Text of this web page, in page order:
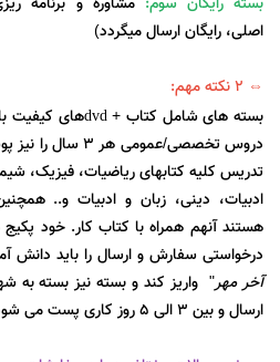
اصلی، رایگان ارسال میگردد)
⇔ 2 نکته مهم:
بسته های شامل کتاب +dvd
تدریس کلیه کتابهای ریاضیات، فیزیک،
ادبیات، دینی، زبان و ادبیات و..
هستند آنهم همراه با کتاب کار. خود
درخواستی سفارش و ارسال را باید دانش
آخر مهر" واریز کند و بسته نیز بسته
ارسال و بین 3 الی 5 روز کاری پست می شود درب منزل نیز دریافت می کند.